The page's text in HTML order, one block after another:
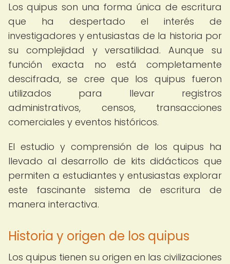
Los quipus son una forma única de escritura
que ha despertado el interés de
investigadores y entusiastas de la historia por
su complejidad y versatilidad. Aunque su
función exacta no está completamente
descifrada, se cree que los quipus fueron
utilizados para llevar registros
administrativos, censos, transacciones
comerciales y eventos históricos.
El estudio y comprensión de los quipus ha
llevado al desarrollo de kits didácticos que
permiten a estudiantes y entusiastas explorar
este fascinante sistema de escritura de
manera interactiva.
Historia y origen de los quipus
Los quipus tienen su origen en las civilizaciones